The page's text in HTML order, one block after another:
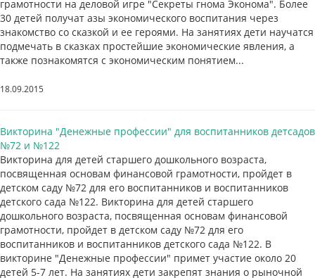
грамотности на деловой игре "Секреты гнома Эконома". Более
30 детей получат азы экономического воспитания через
знакомство со сказкой и ее героями. На занятиях дети научатся
подмечать в сказках простейшие экономические явления, а
также познакомятся с экономическим понятием...
18.09.2015
Викторина "Денежные профессии" для воспитанников детсадов
№72 и №122
Викторина для детей старшего дошкольного возраста,
посвященная основам финансовой грамотности, пройдет в
детском саду №72 для его воспитанников и воспитанников
детского сада №122. Викторина для детей старшего
дошкольного возраста, посвященная основам финансовой
грамотности, пройдет в детском саду №72 для его
воспитанников и воспитанников детского сада №122. В
викторине "Денежные профессии" примет участие около 20
детей 5-7 лет. На занятиях дети закрепят знания о рыночной